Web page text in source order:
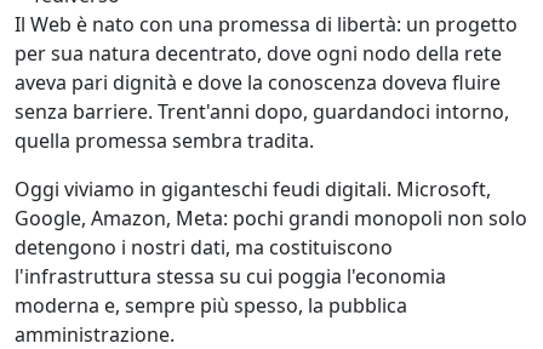
Il Web è nato con una promessa di libertà: un progetto
per sua natura decentrato, dove ogni nodo della rete
aveva pari dignità e dove la conoscenza doveva fluire
senza barriere. Trent'anni dopo, guardandoci intorno,
quella promessa sembra tradita.
Oggi viviamo in giganteschi feudi digitali. Microsoft,
Google, Amazon, Meta: pochi grandi monopoli non solo
detengono i nostri dati, ma costituiscono
l'infrastruttura stessa su cui poggia l'economia
moderna e, sempre più spesso, la pubblica
amministrazione.